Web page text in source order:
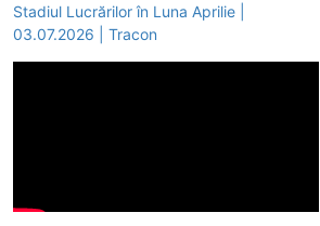
Stadiul Lucrărilor în Luna Aprilie |
03.07.2026 | Tracon